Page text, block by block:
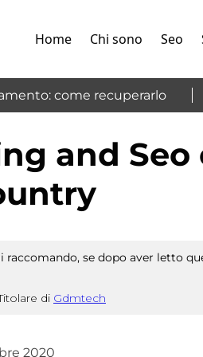
Home Chi sono Seo
come recuperarlo
and
raccomando, se dopo aver letto
di Gdmtech
2020